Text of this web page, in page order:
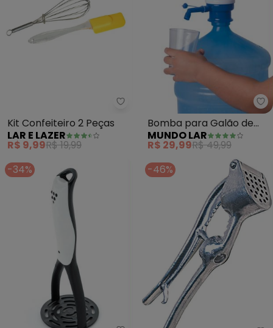
Lar e Lazer - Kit Confeiteiro 2
Kit Confeiteiro 2 Peças
LAR E LAZER
R$ 9,99R$ 19,99
Bomba para Galão de
Água (Azul)
MUNDO LAR
R$ 29,99R$ 49,99
-34%
-46%